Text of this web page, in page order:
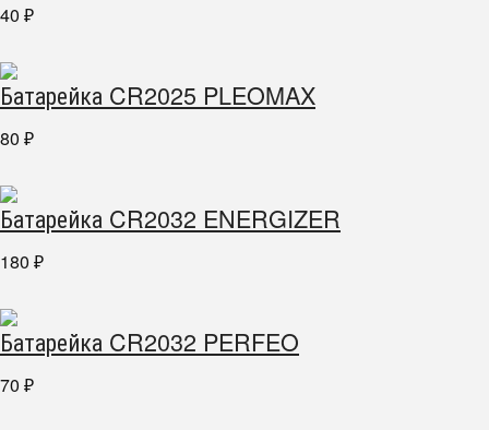
40 ₽
Батарейка CR2025 PLEOMAX
80 ₽
Батарейка CR2032 ENERGIZER
180 ₽
Батарейка CR2032 PERFEO
70 ₽